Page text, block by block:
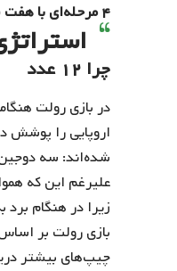
۴ مرحله‌ای با هفت قانون، سطح بازی خود در بازی رولت آنلاین را ارتقاء دهید.
چرا ۱۲ عدد
شده‌اند: سه دوجین ۱۲ عددی یا ۳ ستون ۱۲
زیرا در هنگام
بازی رولت بر
چیپ‌های بیشتر